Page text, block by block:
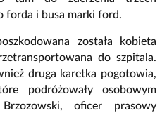
forda i busa marki ford.
została kobieta
do szpitala.
druga karetka pogotowia,
podróżowały osobowym
oficer prasowy